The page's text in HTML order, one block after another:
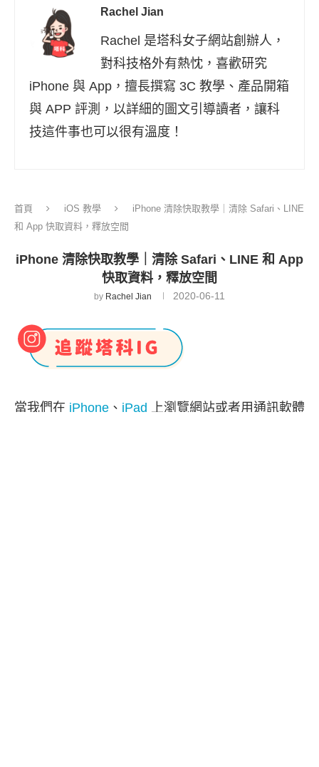
Rachel Jian
Rachel 是塔科女子網站創辦人，
對科技格外有熱忱，喜歡研究
iPhone 與 App，擅長撰寫 3C 教學、產品開箱
與 APP 評測，以詳細的圖文引導讀者，讓科
技這件事也可以很有溫度！
首頁 iOS 教學
iPhone 清除快取教學｜清除 Safari、LINE
和 App 快取資料，釋放空間
iPhone 清除快取教學｜清除 Safari、LINE 和 App
快取資料，釋放空間
by Rachel Jian 2020-06-11
當我們在 iPhone 、 iPad 上瀏覽網站或者用通訊軟體